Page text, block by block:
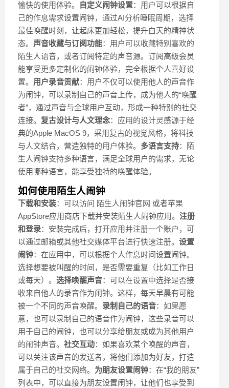
愉快的使用体验。
自定义闹钟设置：用户可以根据自
己的作息需求设置闹钟，通过AI分析睡眠周期，选择
最佳唤醒时刻，让起床更加轻松，提升白天的精神状
态。 声音收藏与订阅功能：用户可以收藏特别喜欢的
陌生人语音，或者订阅特定的声音源。订阅高级会员
能享受更多定制化的闹钟体验，完全根据个人喜好设
置。 用户录音贡献：用户不仅可以使用他人的声音作
为闹钟，可以录制自己的声音上传，成为他人的“唤醒
者”，通过声音与全球用户互动，形成一种特别的社交
连接。 复古设计与人文理念：应用的设计灵感源于经
典的Apple MacOS 9，采用复古的视觉风格，将科技
与人文结合，营造独特的用户体验。 多语言支持：陌
生人闹钟支持多种语言，满足全球用户的需求，无论
使用哪种语言，能享受独特的唤醒体验。
如何使用陌生人闹钟
下载和安装：可以访问 陌生人闹钟官网 或者苹果
AppStore应用商店下载并安装陌生人闹钟应用。 注册
和登录：安装完成后，打开应用并注册一个账户，可
以通过邮箱或其他社交媒体平台进行快速注册。 设置
闹钟：在应用中，可以根据个人作息时间设置闹钟。
选择想要被叫醒的时间，是否需要重复（比如工作日
或每天）。 选择唤醒声音：可以在设置中选择是否接
收来自他人的录音作为闹钟。这样，每天早晨有可能
被一个不同的声音唤醒。 录制自己的语音：如果愿
意，也可以录制自己的语音作为闹钟，这些录音可以
用于自己的闹钟，也可以分享给朋友或成为其他用户
的闹钟声音。 社交互动：如果喜欢某个唤醒的声音，
可以关注该声音的发送者，将他们添加为好友，打造
属于自己的社交网络。 为朋友设置闹钟：在“我的朋友”
列表中，可以直接为朋友设置闹钟，让他们也享受到